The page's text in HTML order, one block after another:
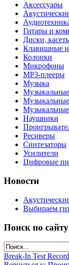
Аксессуары
Гитары и
Диски,
Клавишные
Колонки
Микрофоны
МР3-плееры
Музыка
Наушники
Ресиверы
Синтезаторы
Усилители
Цифровые
Новости
Выбираем
Поиск по сайту
Break-In Test Record